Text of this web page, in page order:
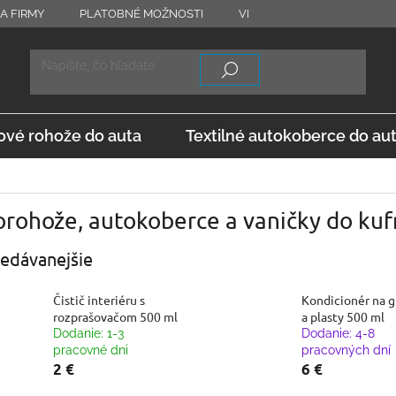
FIRMY PLATOBNÉ MOŽNOSTI VRÁTENIE TOVARU
rohože do auta Textilné autokoberce do
autokoberce a vaničky do
Čistič interiéru s
rozprašovačom 500 ml
Dodanie: 1-3
pracovné dni
2 €
Kondicionér na
a plasty 500 ml
Dodanie: 4-8
pracovných dní
6 €